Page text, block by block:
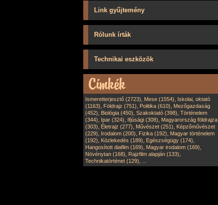
Link gyűjtemény
Rólunk írták
Technikai eszközök
Ismeretterjesztő (2723), Mese (1554), Iskolai, oktató
(1163), Földrajz (751), Politika (610), Mezőgazdaság
(452), Biológia (450), Szakoktató (398), Történelem
(344), Ipar (324), Ifjúsági (308), Magyarország földrajza
(303), Életrajz (277), Művészet (251), Képzőművészet
(229), Irodalom (200), Fizika (192), Magyar történelem
(192), Közlekedés (189), Egészségügy (174),
Hangosított diafilm (169), Magyar irodalom (169),
Növénytan (168), Rajzfilm alapján (133),
Technikatörténet (129),